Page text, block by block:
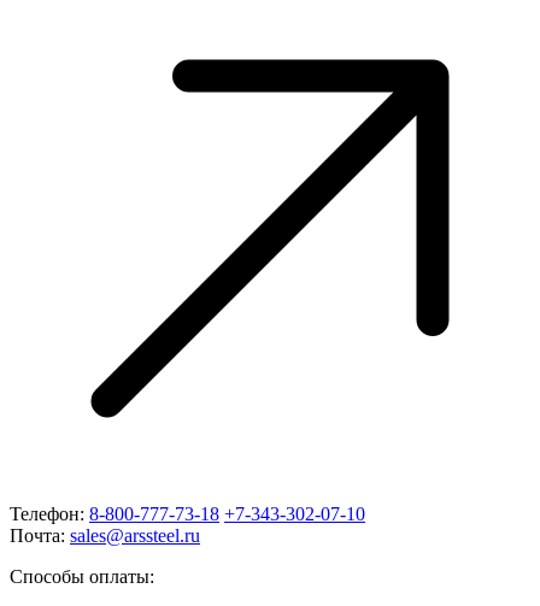
Телефон: 8-800-777-73-18 +7-343-302-07-10
Почта: sales@arssteel.ru
Способы оплаты: